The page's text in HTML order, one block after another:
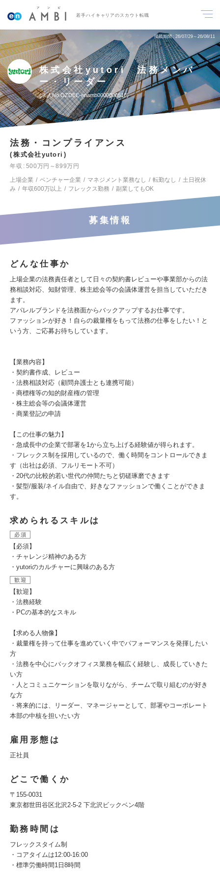
若手ハイキャリアのスカウト転職
掲載期間 26/07/29～26/08/11
株式会社yutori 法務メンバ
ー・リーダー
求人No.OZDEE-enamb0000000510
法務・コンプライアンス
株式会社yutori
年収
500万円～899万円
上場企業
ベンチャー企業 マネジメント業務なし 転勤なし
土日祝休
み
年収600万以上 フレックス勤務 副業してもOK
募集情報
どんな仕事か
上場企業の法務責任者として日々の契約書レビューや事業部からの法
務相談対応、知財管理、株主総会等の会議体運営を担当していただき
ます。
アパレルブランドを法務面からバックアップするお仕事です。
ファッションが好き！自らの裁量権をもって法務の仕事をしたい！と
いう方、ご応募お待ちしています。
【業務内容】
・契約書作成、レビュー
・法務相談対応（顧問弁護士とも連携可能）
・商標権等の知的財産権の管理
・株主総会等の会議体運営
・商業登記の申請
【この仕事の魅力】
・急成長中の企業で部署を1から立ち上げる経験値が得られます。
・フレックス制を採用しているので、働く時間をコントロールできま
す（出社は必須、フルリモート不可）
・20代の比較的若い世代の仲間たちと切磋琢磨できます
・髪型/服装/ネイル自由で、好きなファッションで働くことができま
す。
求められるスキルは
必須
【必須】
・チャレンジ精神のある方
・yutoriのカルチャーに興味のある方
歓迎
【歓迎】
・法務経験
・PCの基本的なスキル
【求める人物像】
・裁量権を持って仕事を進めていく中でパフォーマンスを発揮したい
方
・法務を中心にバックオフィス業務を幅広く経験し、成長していきた
い方
・人とコミュニケーションを取りながら、チームで取り組むのが好き
な方
・将来的には、リーダー、マネージャーとして、部署やコーポレート
本部の中核を担いたい方
雇用形態は
正社員
どこで働くか
〒155-0031
東京都世田谷区北沢2-5-2 下北沢ビックベン4階
勤務時間は
フレックスタイム制
・コアタイムは12:00-16:00
・標準労働時間1日8時間